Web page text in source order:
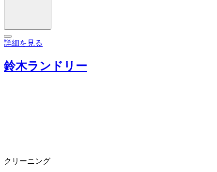
詳細を見る
鈴木ランドリー
クリーニング